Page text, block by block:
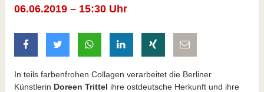
06.06.2019 – 15:30 Uhr
auf Facebook teilen
auf Twitter teilenmit Whatsapp teilen
auf LinkedIn teilen
auf Xing teilen
In teils farbenfrohen Collagen verarbeitet die Berliner
Künstlerin Doreen Trittel ihre ostdeutsche Herkunft und ihre